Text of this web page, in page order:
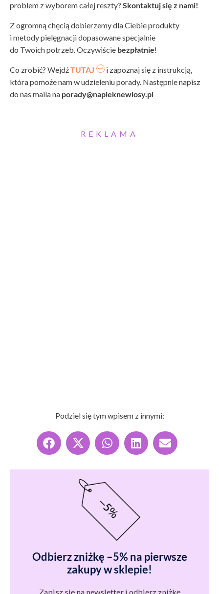
problem z wyborem całej reszty? Skontaktuj się z nami!
Z ogromną chęcią dobierzemy dla Ciebie produkty
i metody pielęgnacji dopasowane specjalnie
do Twoich potrzeb. Oczywiście bezpłatnie!
Co zrobić? WejdźTUTAJ
i zapoznaj się z instrukcją,
która pomoże nam w udzieleniu porady. Następnie napisz
do nas maila na porady@napieknewlosy.pl
REKLAMA
Podziel się tym wpisem z innymi:
Odbierz zniżkę –5% na pierwsze
zakupy w sklepie!
Zapisz się na newsletter i odbierz zniżkę